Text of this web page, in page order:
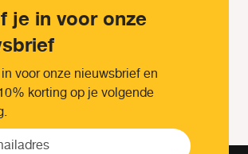
je in voor onze
voor onze nieuwsbrief en
korting op je volgende